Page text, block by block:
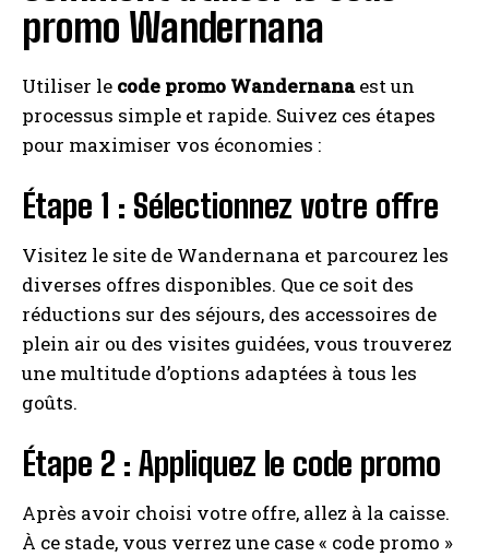
promo Wandernana
Utiliser le code promo Wandernanaest un
processus simple et rapide. Suivez ces étapes
pour maximiser vos économies :
Étape 1 : Sélectionnez votre offre
Visitez le site de Wandernana et parcourez les
diverses offres disponibles. Que ce soit des
réductions sur des séjours, des accessoires de
plein air ou des visites guidées, vous trouverez
une multitude d’options adaptées à tous les
goûts.
Étape 2 : Appliquez le code promo
Après avoir choisi votre offre, allez à la caisse.
À ce stade, vous verrez une case « code promo »